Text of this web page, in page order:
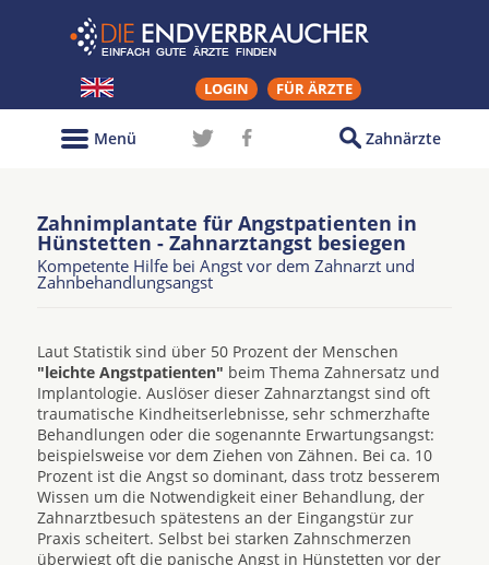
LOGIN FÜR ÄRZTE
Zahnärzte
Menü
Zahnimplantate für Angstpatienten in
Hünstetten - Zahnarztangst besiegen
Kompetente Hilfe bei Angst vor dem Zahnarzt und
Zahnbehandlungsangst
Laut Statistik sind über 50 Prozent der Menschen
"leichte Angstpatienten" beim Thema Zahnersatz und
Implantologie. Auslöser dieser Zahnarztangst sind oft
traumatische Kindheitserlebnisse, sehr schmerzhafte
Behandlungen oder die sogenannte Erwartungsangst:
beispielsweise vor dem Ziehen von Zähnen. Bei ca. 10
Prozent ist die Angst so dominant, dass trotz besserem
Wissen um die Notwendigkeit einer Behandlung, der
Zahnarztbesuch spätestens an der Eingangstür zur
Praxis scheitert. Selbst bei starken Zahnschmerzen
überwiegt oft die panische Angst in Hünstetten vor der